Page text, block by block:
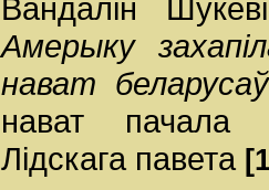
Вандалін
Амерыку
нават
нават пачала
Лідскага павета